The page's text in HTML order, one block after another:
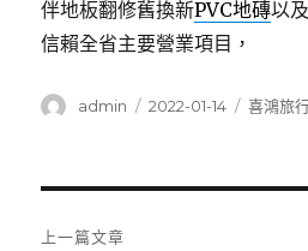
伴地板翻修舊換新PVC地磚以
信賴全省主要營業項目，
作
admin
發
2022-01-14
分
喜鴻旅
上一篇文章